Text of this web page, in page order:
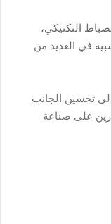
التكتيكي،
في العديد من
إلى تحسين الجانب
على صناعة